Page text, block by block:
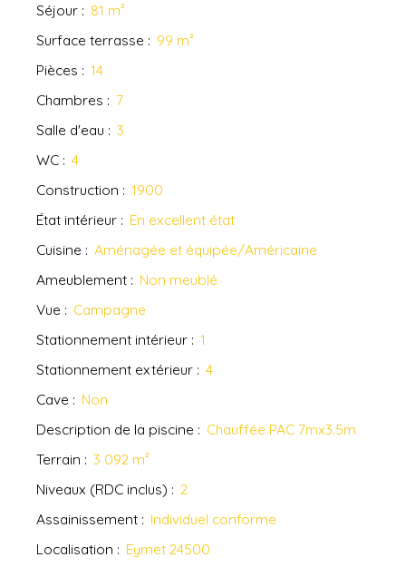
Séjour : 81 m²
Surface terrasse : 99 m²
Pièces : 14
Chambres : 7
Salle d'eau : 3
WC : 4
Construction : 1900
État intérieur : En excellent état
Cuisine : Aménagée et équipée/Américaine
Ameublement : Non meublé
Vue : Campagne
Stationnement intérieur : 1
Stationnement extérieur : 4
Cave : Non
Description de la piscine : Chauffée PAC 7mx3.5m
Terrain : 3 092 m²
Niveaux (RDC inclus) : 2
Assainissement : Individuel conforme
Localisation : Eymet 24500